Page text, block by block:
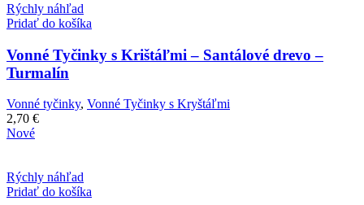
Rýchly náhľad
Pridať do košíka
Vonné Tyčinky s Krištáľmi – Santálové drevo –
Turmalín
Vonné tyčinky, Vonné Tyčinky s Kryštáľmi
2,70 €
Nové
Rýchly náhľad
Pridať do košíka